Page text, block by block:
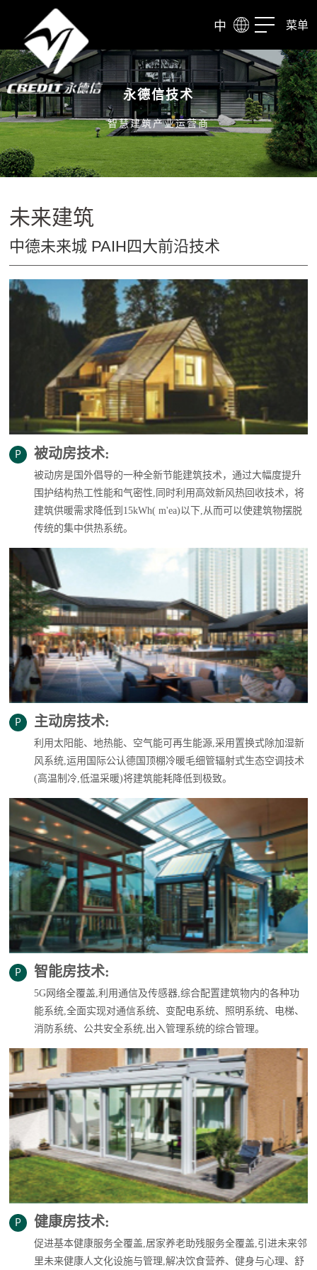
中 菜单
永德信技术
智慧建筑产业运营商
未来建筑
中德未来城 PAIH四大前沿技术
被动房技术:
被动房是国外倡导的一种全新节能建筑技术，通过大幅度提升
围护结构热工性能和气密性,同时利用高效新风热回收技术，将
建筑供暖需求降低到15kWh( m'ea)以下,从而可以使建筑物摆脱
传统的集中供热系统。
主动房技术:
利用太阳能、地热能、空气能可再生能源,采用置换式除加湿新
风系统,运用国际公认德国顶棚冷暖毛细管辐射式生态空调技术
(高温制冷,低温采暖)将建筑能耗降低到极致。
智能房技术:
5G网络全覆盖,利用通信及传感器,综合配置建筑物内的各种功
能系统,全面实现对通信系统、变配电系统、照明系统、电梯、
消防系统、公共安全系统,出入管理系统的综合管理。
健康房技术:
促进基本健康服务全覆盖,居家养老助残服务全覆盖,引进未来邻
里未来健康人文化设施与管理,解决饮食营养、健身与心理、舒